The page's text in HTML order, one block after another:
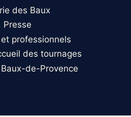
des Baux
Presse
professionnels
des tournages
de-Provence